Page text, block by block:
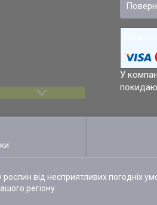
У
від несприятливих погодніх
регіону.